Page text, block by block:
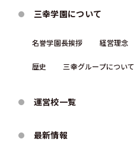
三幸学園について
名誉学園⻑挨拶 経営理念
歴史 三幸グループについて
運営校一覧
最新情報